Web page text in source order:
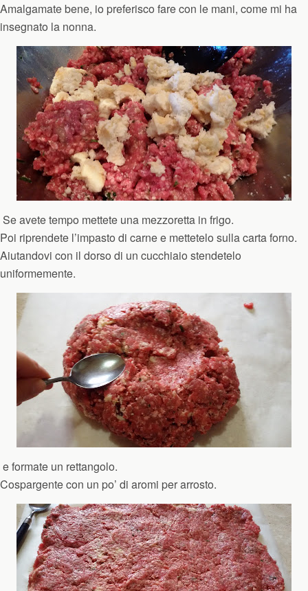
Amalgamate bene, io preferisco fare con le mani, come mi ha
insegnato la nonna.
Se avete tempo mettete una mezzoretta in frigo.
Poi riprendete l’impasto di carne e mettetelo sulla carta forno.
Aiutandovi con il dorso di un cucchiaio stendetelo
uniformemente.
e formate un rettangolo.
Cospargente con un po’ di aromi per arrosto.